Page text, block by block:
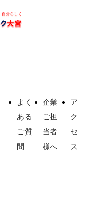
よく
ある
ご質
問
企業
ご担
当者
様へ
ア
ク
セ
ス